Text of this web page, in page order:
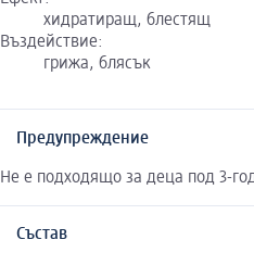
хидратиращ, блестящ
Въздействие:
грижа, блясък
Предупреждение
Не е подходящо за деца под 3-
Състав